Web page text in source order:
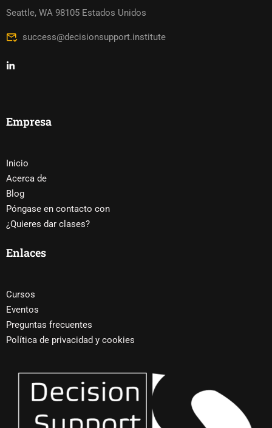
Seattle, WA 98105 Estados Unidos
success@decisionsupport.institute
Empresa
Inicio
Acerca de
Blog
Póngase en contacto con
¿Quieres dar clases?
Enlaces
Cursos
Eventos
Preguntas frecuentes
Política de privacidad y cookies